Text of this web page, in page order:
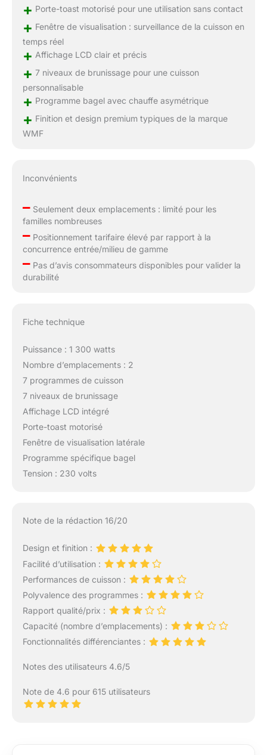
+ Porte-toast motorisé pour une utilisation sans contact
+ Fenêtre de visualisation : surveillance de la cuisson en
temps réel
+ Affichage LCD clair et précis
+ 7 niveaux de brunissage pour une cuisson
personnalisable
+ Programme bagel avec chauffe asymétrique
+ Finition et design premium typiques de la marque
WMF
Inconvénients
–Seulement deux emplacements : limité pour les
familles nombreuses
–Positionnement tarifaire élevé par rapport à la
concurrence entrée/milieu de gamme
–Pas d’avis consommateurs disponibles pour valider la
durabilité
Fiche technique
Puissance : 1 300 watts
Nombre d’emplacements : 2
7 programmes de cuisson
7 niveaux de brunissage
Affichage LCD intégré
Porte-toast motorisé
Fenêtre de visualisation latérale
Programme spécifique bagel
Tension : 230 volts
Note de la rédaction 16/20
Design et finition :
Facilité d’utilisation :
Performances de cuisson :
Polyvalence des programmes :
Rapport qualité/prix :
Capacité (nombre d’emplacements) :
Fonctionnalités différenciantes :
Notes des utilisateurs 4.6/5
Note de 4.6 pour 615 utilisateurs